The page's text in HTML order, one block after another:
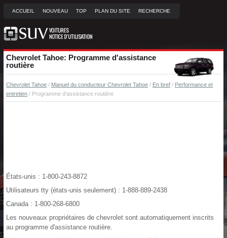
ACCUEIL NOUVEAU TOP PLAN DU SITE RECHERCHE
Chevrolet Tahoe: Programme d'assistance
routière
Chevrolet Tahoe / Manuel du conducteur Chevrolet Tahoe / En bref / Performance et
entretien / Programme d'assistance routière
États-unis : 1-800-243-8872
Utilisateurs tty (états-unis seulement) : 1-888-889-2438
Canada : 1-800-268-6800
Les nouveaux propriétaires de chevrolet sont automatiquement inscrits
au programme d'assistance routière.